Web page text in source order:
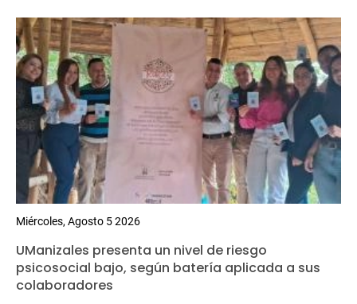
Miércoles, Agosto 5 2026
UManizales presenta un nivel de riesgo
psicosocial bajo, según batería aplicada a sus
colaboradores